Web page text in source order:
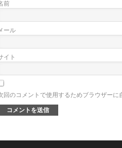
前
ール
イト
回のコメントで使用するためブラウザーに